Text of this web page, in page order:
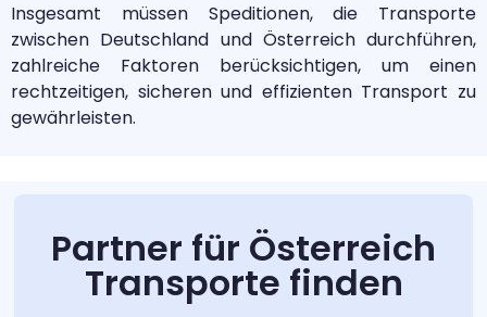
Insgesamt müssen Speditionen, die Transporte
zwischen Deutschland und Österreich durchführen,
zahlreiche Faktoren berücksichtigen, um einen
rechtzeitigen, sicheren und effizienten Transport zu
gewährleisten.
Partner für Österreich
Transporte finden